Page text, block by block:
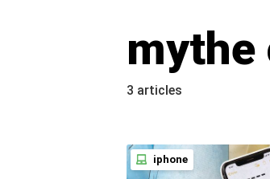
mythe
3 articles
iphone